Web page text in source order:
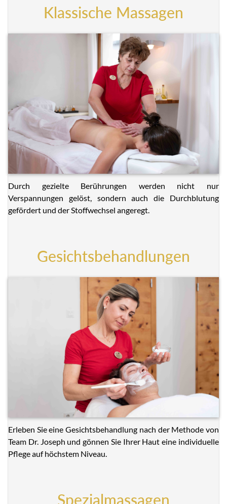
Klassische Massagen
Durch gezielte Berührungen werden nicht nur
Verspannungen gelöst, sondern auch die Durchblutung
gefördert und der Stoffwechsel angeregt.
Gesichtsbehandlungen
Erleben Sie eine Gesichtsbehandlung nach der Methode von
Team Dr. Joseph und gönnen Sie Ihrer Haut eine individuelle
Pflege auf höchstem Niveau.
Spezialmassagen